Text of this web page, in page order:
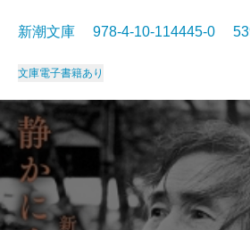
新潮文庫 978-4-10-114445-0
文庫電子書籍あり